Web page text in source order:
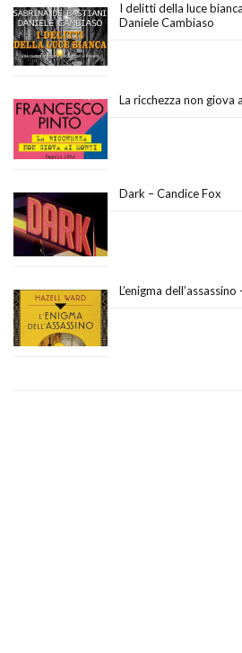
I delitti della luce
Daniele Cambiaso
La ricchezza non giova
Dark – Candice Fox
L’enigma